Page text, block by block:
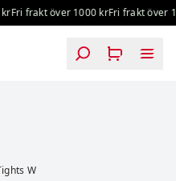
Fri frakt över 1000 krFri frakt över
W